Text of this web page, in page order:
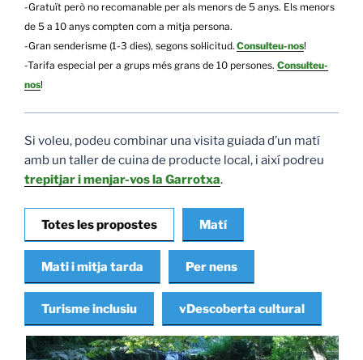
-Gratuït però no recomanable per als menors de 5 anys. Els menors
de 5 a 10 anys compten com a mitja persona.
-Gran senderisme (1-3 dies), segons sol·licitud. Consulteu-nos!
-Tarifa especial per a grups més grans de 10 persones. Consulteu-
nos!
Si voleu, podeu combinar una visita guiada d’un matí
amb un taller de cuina de producte local, i així podreu
trepitjar i menjar-vos la Garrotxa.
Totes les propostes Matí
Mati i mitja tarda Per nens
Turisme inclusiu vDescoberta cultural